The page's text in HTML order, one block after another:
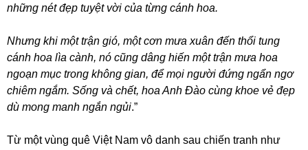
những nét đẹp tuyệt vời của từng cánh hoa.
Nhưng khi một trận gió, một cơn mưa xuân đến thổi tung
cánh hoa lìa cành, nó cũng dâng hiến một trận mưa hoa
ngoạn mục trong không gian, để mọi người đứng ngẩn ngơ
chiêm ngắm. Sống và chết, hoa Anh Đào cùng khoe vẻ đẹp
dù mong manh ngắn ngủi.”
Từ một vùng quê Việt Nam vô danh sau chiến tranh như